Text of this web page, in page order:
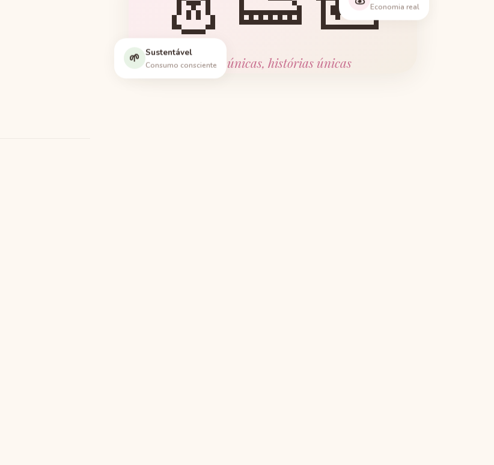
Peças únicas, histórias únicas
🌱 Sustentável
Consumo consciente
Economia real